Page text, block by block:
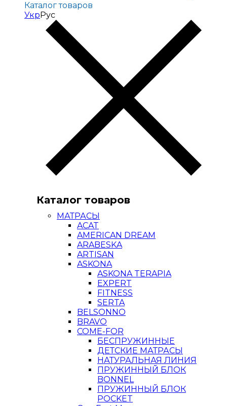
Каталог товаров
УкрРус
Каталог товаров
МАТРАСЫ
ACAT
AMERICAN DREAM
ARABESKA
ARTISAN
ASKONA
ASKONA TERAPIA
EXPERT
FITNESS
SERTA
BELSONNO
BRAVO
COME-FOR
БЕСПРУЖИННЫЕ
ДЕТСКИЕ МАТРАСЫ
НАТУРАЛЬНАЯ ЛИНИЯ
ПРУЖИННЫЙ БЛОК
BONNEL
ПРУЖИННЫЙ БЛОК
POCKET